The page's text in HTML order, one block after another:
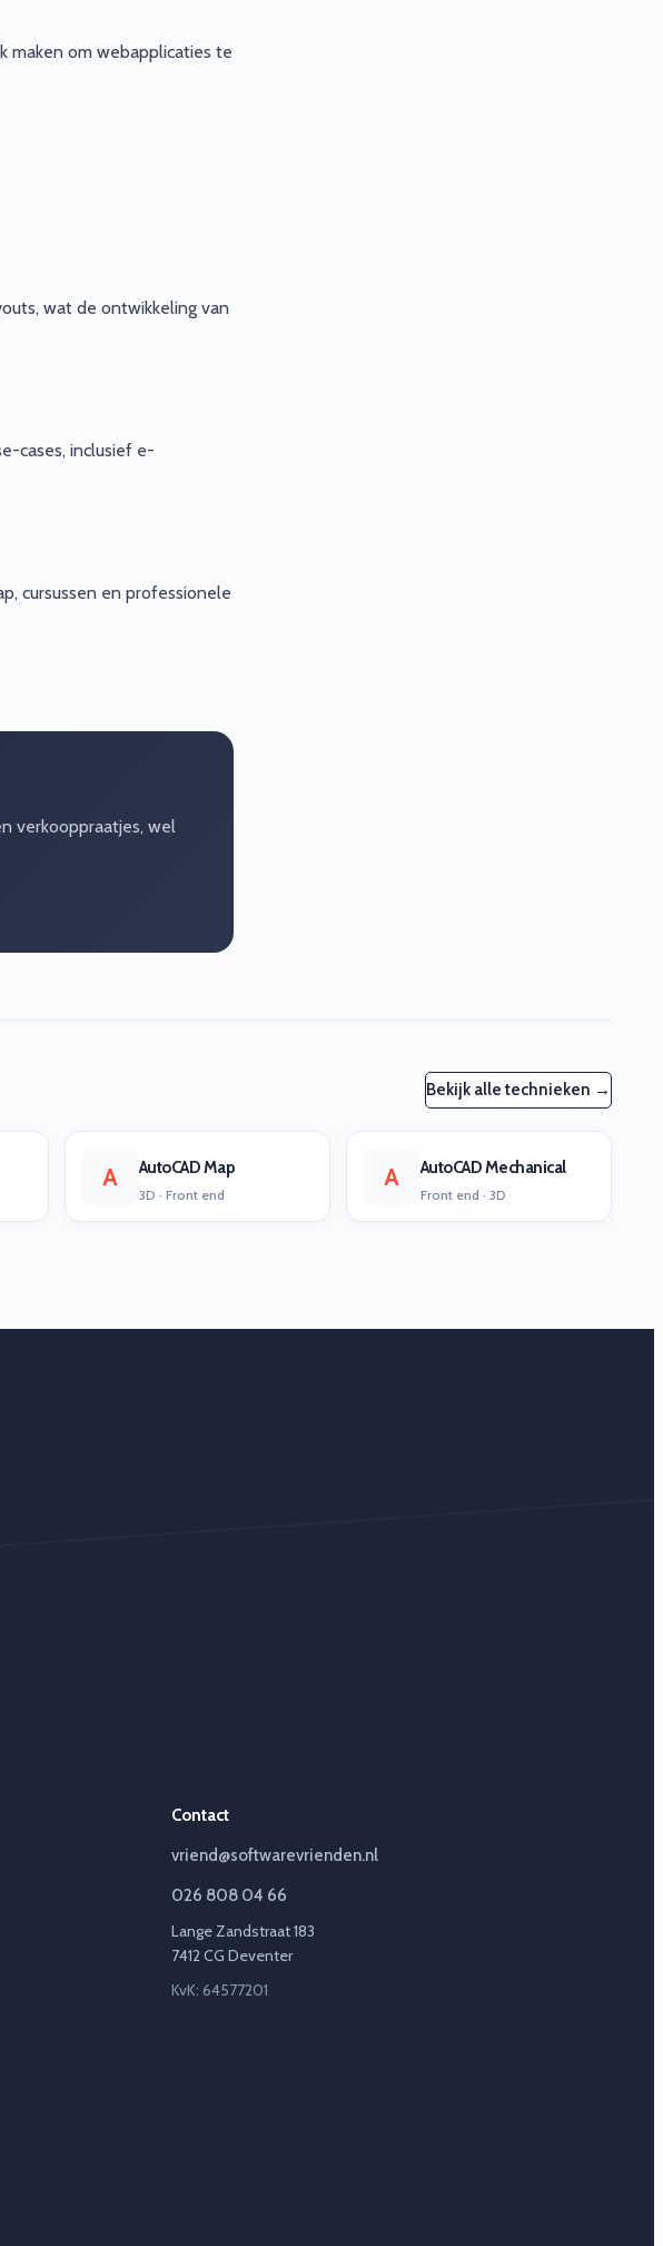
maken om webapplicaties te
wat de ontwikkeling van
cases, inclusief e-
cursussen en professionele
verkooppraatjes, wel
Bekijk alle technieken →
A AutoCAD Map
3D · Front end
A AutoCAD Mechanical
Front end · 3D
Contact
vriend@softwarevrienden.nl
026 808 04 66
Lange Zandstraat 183
7412 CG Deventer
KvK: 64577201